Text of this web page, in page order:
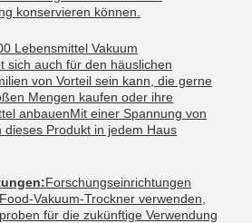
konservieren können.
Lebensmittel Vakuum
sich auch für den häuslichen
von Vorteil sein kann, die gerne
Mengen kaufen oder ihre
anbauenMit einer Spannung von
dieses Produkt in jedem Haus
Forschungseinrichtungen
Vakuum-Trockner verwenden,
für die zukünftige Verwendung